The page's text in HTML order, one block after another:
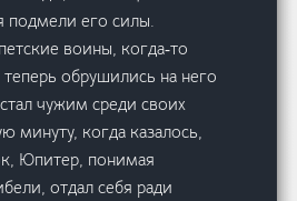
подмели его силы.
воины, когда‑то
обрушились на него
чужим среди своих
минуту, когда казалось,
Юпитер, понимая
отдал себя ради